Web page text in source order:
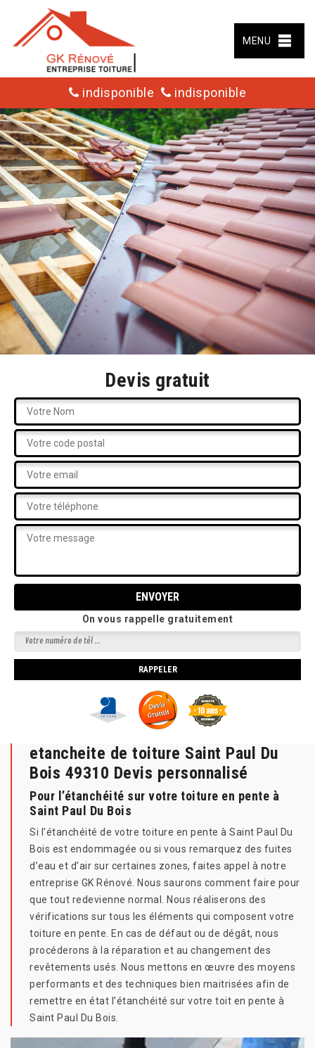
MENU
indisponible indisponible
Devis gratuit
On vous rappelle gratuitement
etancheite de toiture Saint Paul Du
Bois 49310 Devis personnalisé
Pour l’étanchéité sur votre toiture en pente à
Saint Paul Du Bois
Si l’étanchéité de votre toiture en pente à Saint Paul Du
Bois est endommagée ou si vous remarquez des fuites
d’eau et d’air sur certaines zones, faites appel à notre
entreprise GK Rénové. Nous saurons comment faire pour
que tout redevienne normal. Nous réaliserons des
vérifications sur tous les éléments qui composent votre
toiture en pente. En cas de défaut ou de dégât, nous
procéderons à la réparation et au changement des
revêtements usés. Nous mettons en œuvre des moyens
performants et des techniques bien maitrisées afin de
remettre en état l’étanchéité sur votre toit en pente à
Saint Paul Du Bois.